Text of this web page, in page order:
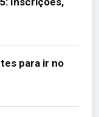
para ir no